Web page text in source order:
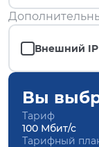
Внешний IP
Вы
Тариф
100 Мбит/с
Тарифный